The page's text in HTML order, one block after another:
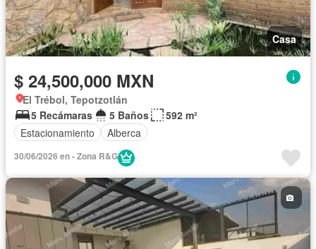
Casa
$ 24,500,000 MXN
El Trébol, Tepotzotlán
5 Recámaras
5 Baños
592 m²
Estacionamiento
Alberca
30/06/2026 en - Zona R&G